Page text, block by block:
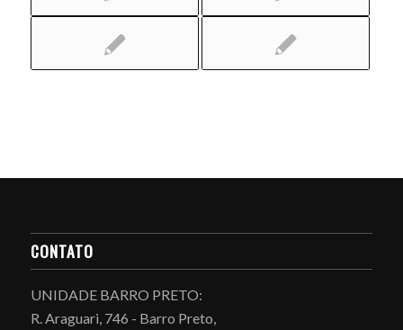
CONTATO
UNIDADE BARRO PRETO:
R. Araguari, 746 - Barro Preto,